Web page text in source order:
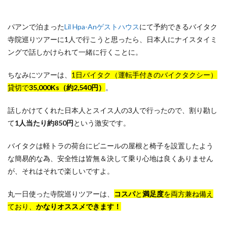
パアンで泊まったLil Hpa-Anゲストハウスにて予約できるバイタク
寺院巡りツアーに1人で行こうと思ったら、日本人にナイスタイミ
ングで話しかけられて一緒に行くことに。
ちなみにツアーは、 1日バイタク（運転手付きのバイクタクシー）
貸切で35,000Ks（約2,540円） 。
話しかけてくれた日本人とスイス人の3人で行ったので、割り勘し
て1人当たり約850円という激安です。
バイタクは軽トラの荷台にビニールの屋根と椅子を設置したよう
な簡易的な為、安全性は皆無＆決して乗り心地は良くありません
が、それはそれで楽しいですよ。
丸一日使った寺院巡りツアーは、 コスパと満足度を両方兼ね備え
ており、 かなりオススメできます！